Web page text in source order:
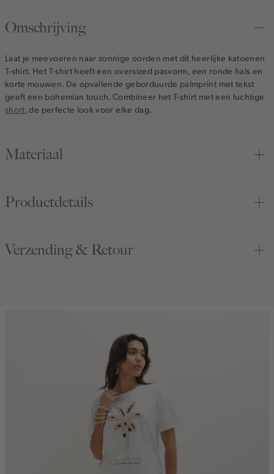
Omschrijving
Laat je meevoeren naar zonnige oorden met dit heerlijke katoenen
T-shirt. Het T-shirt heeft een oversized pasvorm, een ronde hals en
korte mouwen. De opvallende geborduurde palmprint met tekst
geeft een bohemian touch. Combineer het T-shirt met een luchtige
short, de perfecte look voor elke dag.
Materiaal
Productdetails
Verzending & Retour